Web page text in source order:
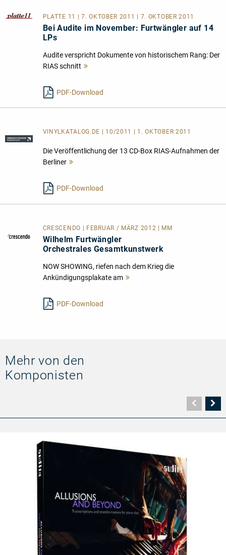
PLATTE 11 | 7. OKTOBER 2011 | 7. OKTOBER 2011
Bei Audite im November: Furtwängler auf 14
LPs
Audite verspricht Dokumente von historischem Rang: Der
RIAS schnitt
PDF-Download
VINYLKATALOG.DE | 10/2011 | 1. OKTOBER 2011
Die Veröffentlichung der 13 CD-Box RIAS-Aufnahmen der
Berliner
PDF-Download
CRESCENDO | FEBRUAR / MÄRZ 2012 | MM
Wilhelm Furtwängler
Orchestrales Gesamtkunstwerk
NOW SHOWING, riefen nach dem Krieg die
Ankündigungsplakate am
PDF-Download
Mehr von den
Komponisten
Seite